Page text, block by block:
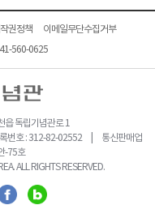
권정책
이메일무단수집거부
560-0625
읍 독립기념관로 1
번호 : 312-82-02552 | 통신판매업
-75호
ALL RIGHTS RESERVED.